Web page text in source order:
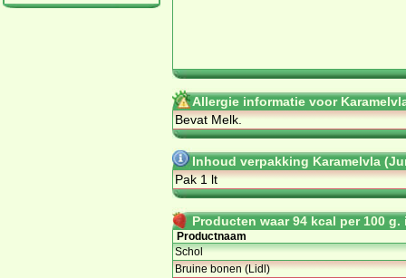
Allergie informatie voor
Bevat Melk.
Inhoud verpakking Karamelvla
Pak 1 lt
Producten waar 94 kcal per 100
Productnaam
Schol
Bruine bonen (Lidl)